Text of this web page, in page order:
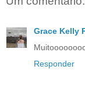
Grace Kelly
Responder